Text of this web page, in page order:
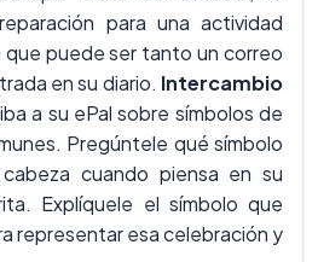
para una actividad
puede ser tanto un correo
en su diario. Intercambio
a su ePal sobre símbolos de
Pregúntele qué símbolo
cuando piensa en su
Explíquele el símbolo que
representar esa celebración y